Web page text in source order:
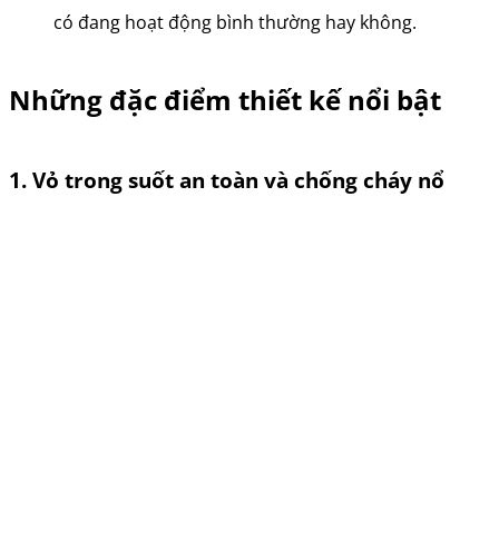
có đang hoạt động bình thường hay không.
Những đặc điểm thiết kế nổi bật
1. Vỏ trong suốt an toàn và chống cháy nổ